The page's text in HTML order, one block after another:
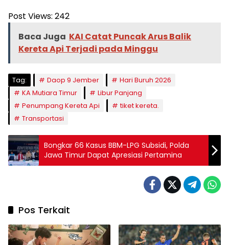
Post Views: 242
Baca Juga KAI Catat Puncak Arus Balik
Kereta Api Terjadi pada Minggu
Tag: Daop 9 Jember
Hari Buruh 2026
KA Mutiara Timur
Libur Panjang
Penumpang Kereta Api
tiket kereta.
Transportasi
Bongkar 66 Kasus BBM-LPG Subsidi, Polda
Jawa Timur Dapat Apresiasi Pertamina
Pos Terkait